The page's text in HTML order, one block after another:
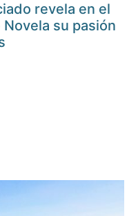
revela en el
su pasión